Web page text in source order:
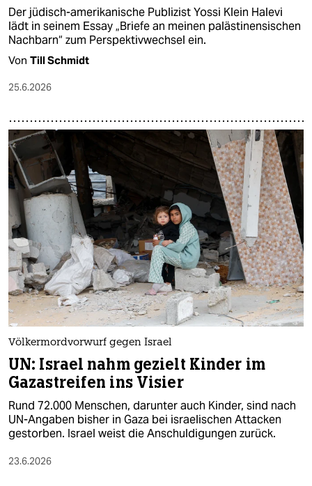
Der jüdisch-amerikanische Publizist Yossi Klein Halevi
lädt in seinem Essay „Briefe an meinen palästinensischen
Nachbarn“ zum Perspektivwechsel ein.
Von Till Schmidt
25.6.2026
Völkermordvorwurf gegen Israel
UN: Israel nahm gezielt Kinder im
Gazastreifen ins Visier
Rund 72.000 Menschen, darunter auch Kinder, sind nach
UN-Angaben bisher in Gaza bei israelischen Attacken
gestorben. Israel weist die Anschuldigungen zurück.
23.6.2026